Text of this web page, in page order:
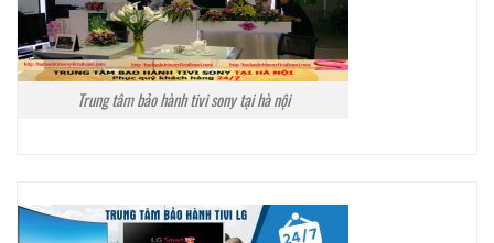
Trung tâm bảo hành tivi sony tại hà nội